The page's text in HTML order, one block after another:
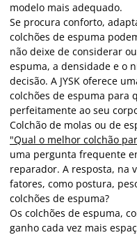
modelo mais adequado.
Se procura conforto,
colchões de espuma
não deixe de considerar
espuma, a densidade e o
decisão. A JYSK oferece
colchões de espuma para
perfeitamente ao seu
Colchão de molas ou de
"Qual o melhor colchão
uma pergunta frequente
reparador. A resposta, na
fatores, como postura,
colchões de espuma?
Os colchões de espuma,
ganho cada vez mais